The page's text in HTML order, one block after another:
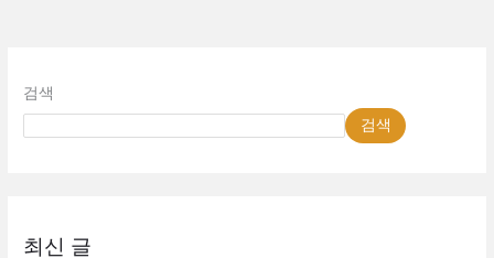
검색
검색
최신 글